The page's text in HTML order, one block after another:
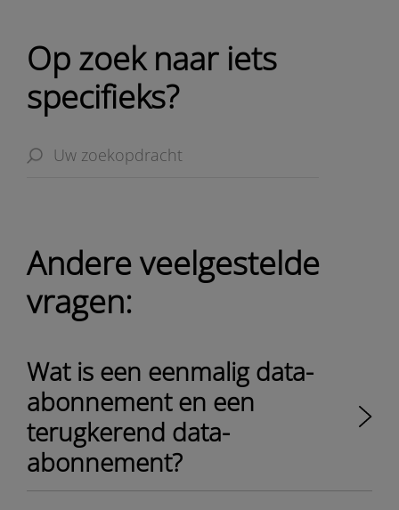
Op zoek naar iets
specifieks?
Andere veelgestelde
vragen:
Wat is een eenmalig data-
abonnement en een
terugkerend data-
abonnement?